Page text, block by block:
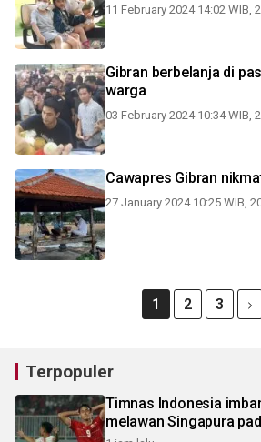
11 February 2024 14:02 WIB,
Gibran berbelanja di
warga
03 February 2024 10:34 WIB,
Cawapres Gibran
27 January 2024 10:25 WIB,
1 2 3
Terpopuler
Timnas Indonesia
melawan Singapura